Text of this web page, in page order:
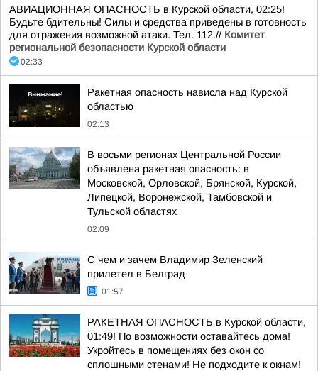
АВИАЦИОННАЯ ОПАСНОСТЬ в Курской области, 02:25!
Будьте бдительны! Силы и средства приведены в готовность
для отражения возможной атаки. Тел. 112.// Комитет
региональной безопасности Курской области
02:33
Ракетная опасность нависла над Курской
областью
02:13
В восьми регионах Центральной России
объявлена ракетная опасность: в
Московской, Орловской, Брянской, Курской,
Липецкой, Воронежской, Тамбовской и
Тульской областях
02:09
С чем и зачем Владимир Зеленский
прилетел в Белград
01:57
РАКЕТНАЯ ОПАСНОСТЬ в Курской области,
01:49! По возможности оставайтесь дома!
Укройтесь в помещениях без окон со
сплошными стенами! Не подходите к окнам!